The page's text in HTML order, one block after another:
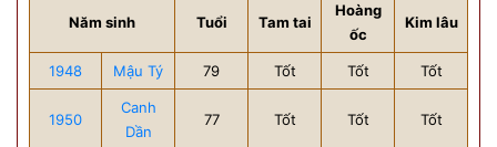
Năm sinh Tuổi Tam tai
Hoàng
ốc
Kim lâu
1948 Mậu Tý 79 Tốt Tốt Tốt
1950
Canh
Dần
77 Tốt Tốt Tốt